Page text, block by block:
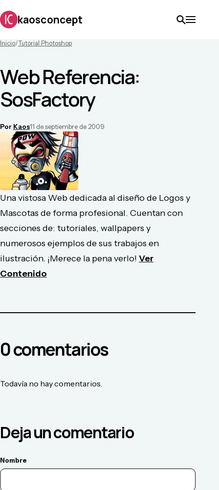
kaosconcept
Inicio/Tutorial Photoshop
Web Referencia:
SosFactory
Por Kaos11 de septiembre de 2009
Una vistosa Web dedicada al diseño de Logos y
Mascotas de forma profesional. Cuentan con
secciones de: tutoriales, wallpapers y
numerosos ejemplos de sus trabajos en
ilustración. ¡Merece la pena verlo! Ver
Contenido
0comentarios
Todavía no hay comentarios.
Deja un comentario
Nombre